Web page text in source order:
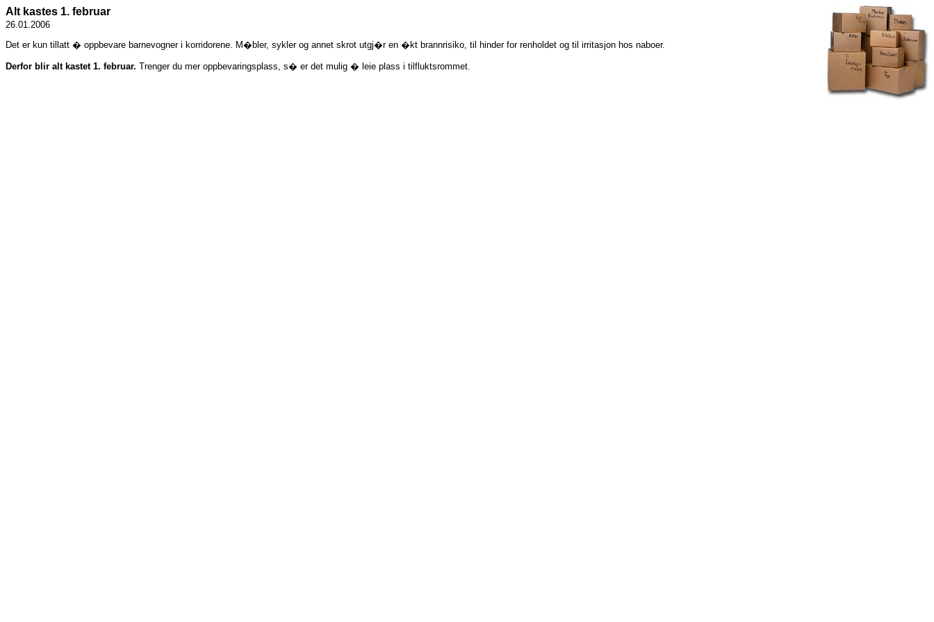
Alt kastes 1. februar
26.01.2006
Det er kun tillatt � oppbevare barnevogner i korridorene. M�bler, sykler og annet skrot utgj�r en �kt brannrisiko, til hinder for renholdet og til irritasjon hos naboer.
Derfor blir alt kastet 1. februar. Trenger du mer oppbevaringsplass, s� er det mulig � leie plass i tilfluktsrommet.